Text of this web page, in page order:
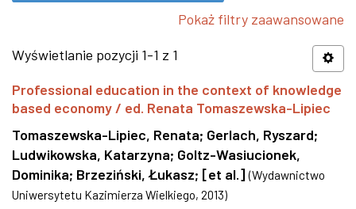
Pokaż filtry zaawansowane
Wyświetlanie pozycji 1-1 z 1
Professional education in the context of knowledge
based economy / ed. Renata Tomaszewska-Lipiec
Tomaszewska-Lipiec, Renata; Gerlach, Ryszard;
Ludwikowska, Katarzyna; Goltz-Wasiucionek,
Dominika; Brzeziński, Łukasz; [et al.] (Wydawnictwo
Uniwersytetu Kazimierza Wielkiego, 2013)